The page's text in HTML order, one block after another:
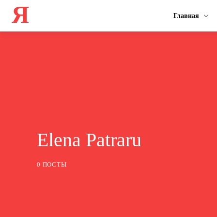
Я Главная
Elena Patraru
0 ПОСТЫ